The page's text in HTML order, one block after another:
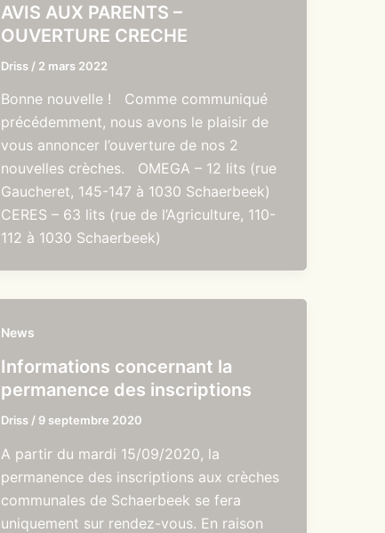
AVIS AUX PARENTS –
OUVERTURE CRECHE
Driss / 2 mars 2022
Bonne nouvelle ! Comme communiqué
précédemment, nous avons le plaisir de
vous annoncer l’ouverture de nos 2
nouvelles crèches. OMEGA – 12 lits (rue
Gaucheret, 145-147 à 1030 Schaerbeek)
CERES – 63 lits (rue de l’Agriculture, 110-
112 à 1030 Schaerbeek)
News
Informations concernant la
permanence des inscriptions
Driss / 9 septembre 2020
A partir du mardi 15/09/2020, la
permanence des inscriptions aux crèches
communales de Schaerbeek se fera
uniquement sur rendez-vous. En raison